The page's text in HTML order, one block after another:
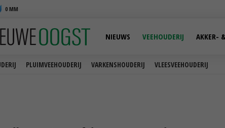
0 MM
PLUIMVEEHOUDERIJ VARKENSHOUDERIJ VLEESVEEHOUDERIJ
NIEUWS VEEHOUDERIJ AKKER-